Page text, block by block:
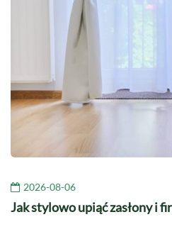
2026-08-06
Jak stylowo upiąć zasłony i